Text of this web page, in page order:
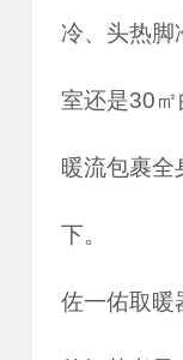
冷、头热脚
室还是30
暖流包裹全
下。
佐一佑取暖